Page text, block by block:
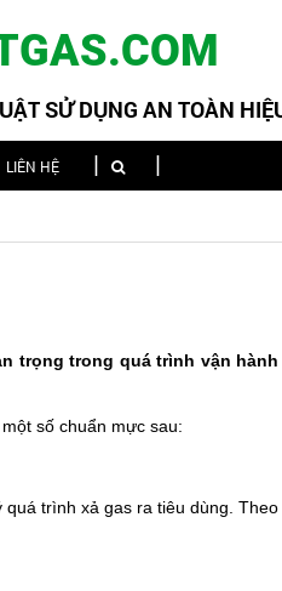
SỬ DỤNG AN TOÀN
LIÊN HỆ
trọng trong quá trình vận
số chuẩn mực sau:
trình xả gas ra tiêu dùng.